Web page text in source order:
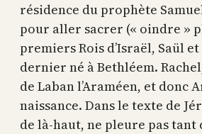
résidence du prophète
pour aller sacrer (« oindre »
premiers Rois d’Israël, Saül
dernier né à Bethléem.
de Laban l’Araméen, et donc
naissance. Dans le texte de
de là-haut, ne pleure pas tant